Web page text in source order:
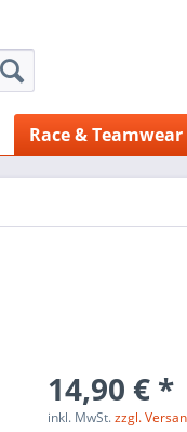
Race & Teamwear
14,90 € *
inkl. MwSt.zzgl.